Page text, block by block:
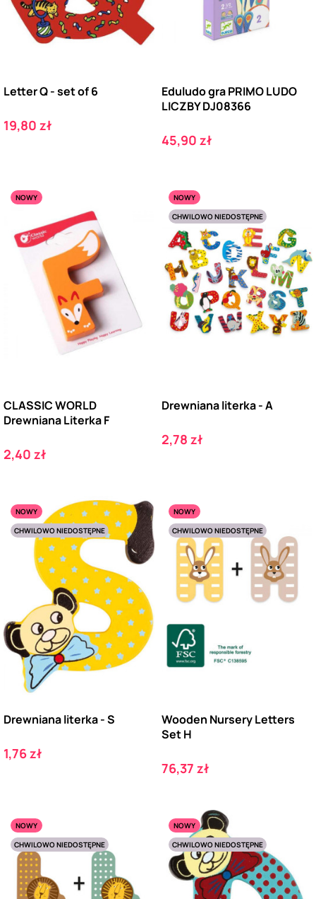
Letter Q - set of 6
Cena
19,80 zł
Eduludo gra PRIMO LUDO
LICZBY DJ08366
Cena
45,90 zł
NOWY
CLASSIC WORLD
Drewniana Literka F
Cena
2,40 zł
NOWY
CHWILOWO NIEDOSTĘPNE
Drewniana literka - A
Cena
2,78 zł
NOWY
CHWILOWO NIEDOSTĘPNE
Drewniana literka - S
Cena
1,76 zł
NOWY
CHWILOWO NIEDOSTĘPNE
Wooden Nursery Letters
Set H
Cena
76,37 zł
NOWY
CHWILOWO NIEDOSTĘPNE
NOWY
CHWILOWO NIEDOSTĘPNE